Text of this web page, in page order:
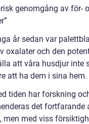
genomgång av för-
år sedan var
oxalater och den
att våra husdjur inte
att ha dem i sina hem.
tiden har forskning
det
men med viss